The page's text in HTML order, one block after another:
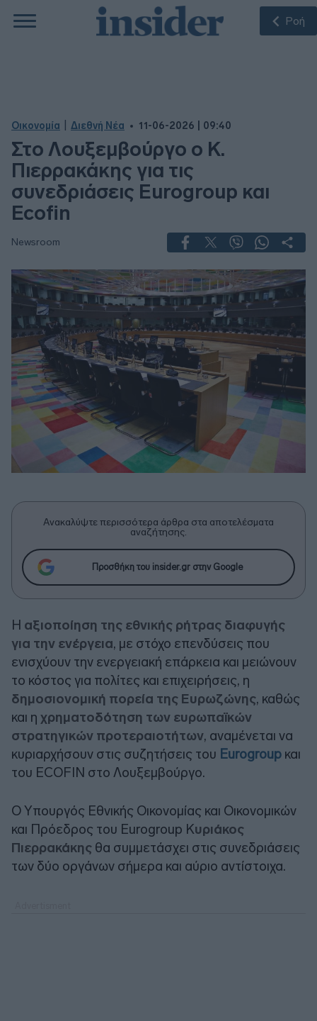
Ροή
Οικονομία Διεθνή Νέα 11-06-2026 | 09:40
Στο Λουξεμβούργο ο Κ.
Πιερρακάκης για τις
συνεδριάσεις Eurogroup και
Ecofin
Newsroom
Ανακαλύψτε περισσότερα άρθρα στα αποτελέσματα
αναζήτησης.
Προσθήκη του insider.gr στην Google
Η αξιοποίηση της εθνικής ρήτρας διαφυγής
για την ενέργεια, με στόχο επενδύσεις που
ενισχύουν την ενεργειακή επάρκεια και μειώνουν
το κόστος για πολίτες και επιχειρήσεις, η
δημοσιονομική πορεία της Ευρωζώνης, καθώς
και η χρηματοδότηση των ευρωπαϊκών
στρατηγικών προτεραιοτήτων, αναμένεται να
κυριαρχήσουν στις συζητήσεις του Eurogroup και
του ECOFIN στο Λουξεμβούργο.
Ο Υπουργός Εθνικής Οικονομίας και Οικονομικών
και Πρόεδρος του Eurogroup Κυριάκος
Πιερρακάκης θα συμμετάσχει στις συνεδριάσεις
των δύο οργάνων σήμερα και αύριο αντίστοιχα.